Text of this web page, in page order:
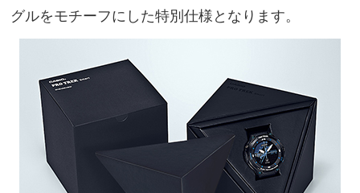
グルをモチーフにした特別仕様となります。